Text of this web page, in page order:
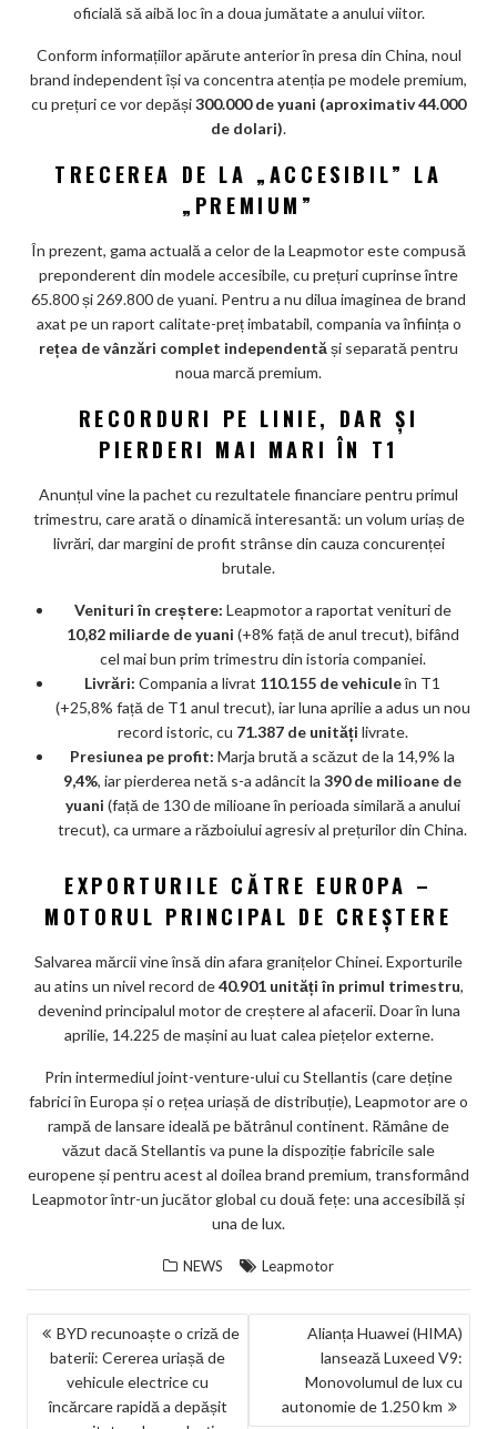
oficială să aibă loc în a doua jumătate a anului viitor.
Conform informațiilor apărute anterior în presa din China, noul
brand independent își va concentra atenția pe modele premium,
cu prețuri ce vor depăși300.000 de yuani (aproximativ 44.000
de dolari).
TRECEREA DE LA „ACCESIBIL” LA
„PREMIUM”
În prezent, gama actuală a celor de la Leapmotor este compusă
preponderent din modele accesibile, cu prețuri cuprinse între
65.800 și 269.800 de yuani. Pentru a nu dilua imaginea de brand
axat pe un raport calitate-preț imbatabil, compania va înființa o
rețea de vânzări complet independentăși separată pentru
noua marcă premium.
RECORDURI PE LINIE, DAR ȘI
PIERDERI MAI MARI ÎN T1
Anunțul vine la pachet cu rezultatele financiare pentru primul
trimestru, care arată o dinamică interesantă: un volum uriaș de
livrări, dar margini de profit strânse din cauza concurenței
brutale.
Venituri în creștere: Leapmotor a raportat venituri de
10,82 miliarde de yuani (+8% față de anul trecut), bifând
cel mai bun prim trimestru din istoria companiei.
Livrări: Compania a livrat 110.155 de vehiculeîn T1
(+25,8% față de T1 anul trecut), iar luna aprilie a adus un nou
record istoric, cu 71.387 de unități livrate.
Presiunea pe profit: Marja brută a scăzut de la 14,9% la
9,4%, iar pierderea netă s-a adâncit la 390 de milioane de
yuani (față de 130 de milioane în perioada similară a anului
trecut), ca urmare a războiului agresiv al prețurilor din China.
EXPORTURILE CĂTRE EUROPA –
MOTORUL PRINCIPAL DE CREȘTERE
Salvarea mărcii vine însă din afara granițelor Chinei. Exporturile
au atins un nivel record de40.901 unități în primul trimestru,
devenind principalul motor de creștere al afacerii. Doar în luna
aprilie, 14.225 de mașini au luat calea piețelor externe.
Prin intermediul joint-venture-ului cu Stellantis (care deține
fabrici în Europa și o rețea uriașă de distribuție), Leapmotor are o
rampă de lansare ideală pe bătrânul continent. Rămâne de
văzut dacă Stellantis va pune la dispoziție fabricile sale
europene și pentru acest al doilea brand premium, transformând
Leapmotor într-un jucător global cu două fețe: una accesibilă și
una de lux.
NEWS Leapmotor
NAVIGARE
ÎN
ARTICOLE
BYD recunoaște o criză de
baterii: Cererea uriașă de
vehicule electrice cu
încărcare rapidă a depășit
Alianța Huawei (HIMA)
lansează Luxeed V9:
Monovolumul de lux cu
autonomie de 1.250 km